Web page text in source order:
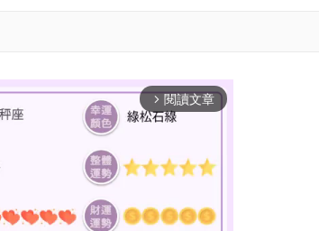
arrow_forward_ios 閱讀文章